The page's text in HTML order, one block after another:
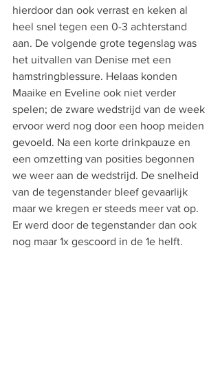
hierdoor dan ook verrast en keken al
heel snel tegen een 0-3 achterstand
aan. De volgende grote tegenslag was
het uitvallen van Denise met een
hamstringblessure. Helaas konden
Maaike en Eveline ook niet verder
spelen; de zware wedstrijd van de week
ervoor werd nog door een hoop meiden
gevoeld. Na een korte drinkpauze en
een omzetting van posities begonnen
we weer aan de wedstrijd. De snelheid
van de tegenstander bleef gevaarlijk
maar we kregen er steeds meer vat op.
Er werd door de tegenstander dan ook
nog maar 1x gescoord in de 1e helft.